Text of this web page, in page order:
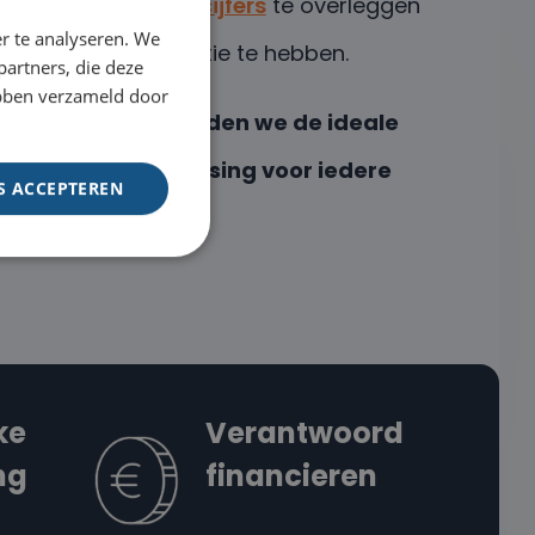
een BKR-registratie te hebben.
Samen met jou vinden we de ideale
voor iedere
Verantwoord
financieren
te analyseren. We
die deze
verzameld door
ACCEPTEREN